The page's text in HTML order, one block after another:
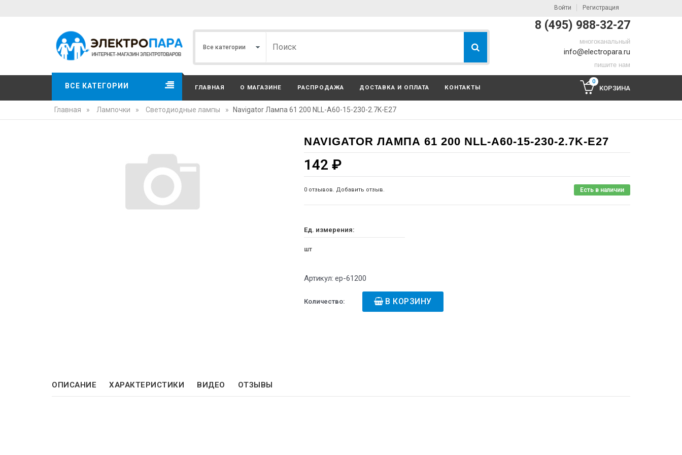
Войти Регистрация
8 (495) 988-32-27
многоканальный
info@electropara.ru
пишите нам
ВСЕ КАТЕГОРИИ ГЛАВНАЯ О МАГАЗИНЕ РАСПРОДАЖА ДОСТАВКА И ОПЛАТА КОНТАКТЫ
0
КОРЗИНА
Главная » Лампочки » Светодиодные лампы » Navigator Лампа 61 200 NLL-A60-15-230-2.7K-E27
NAVIGATOR ЛАМПА 61 200 NLL-A60-15-230-2.7K-E27
142 ₽
0 отзывов. Добавить отзыв. Есть в наличии
Ед. измерения:
шт
Артикул: ep-61200
Количество: В КОРЗИНУ
ОПИСАНИЕ ХАРАКТЕРИСТИКИ ВИДЕО ОТЗЫВЫ